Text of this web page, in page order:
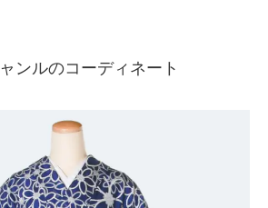
ンルのコーディネート